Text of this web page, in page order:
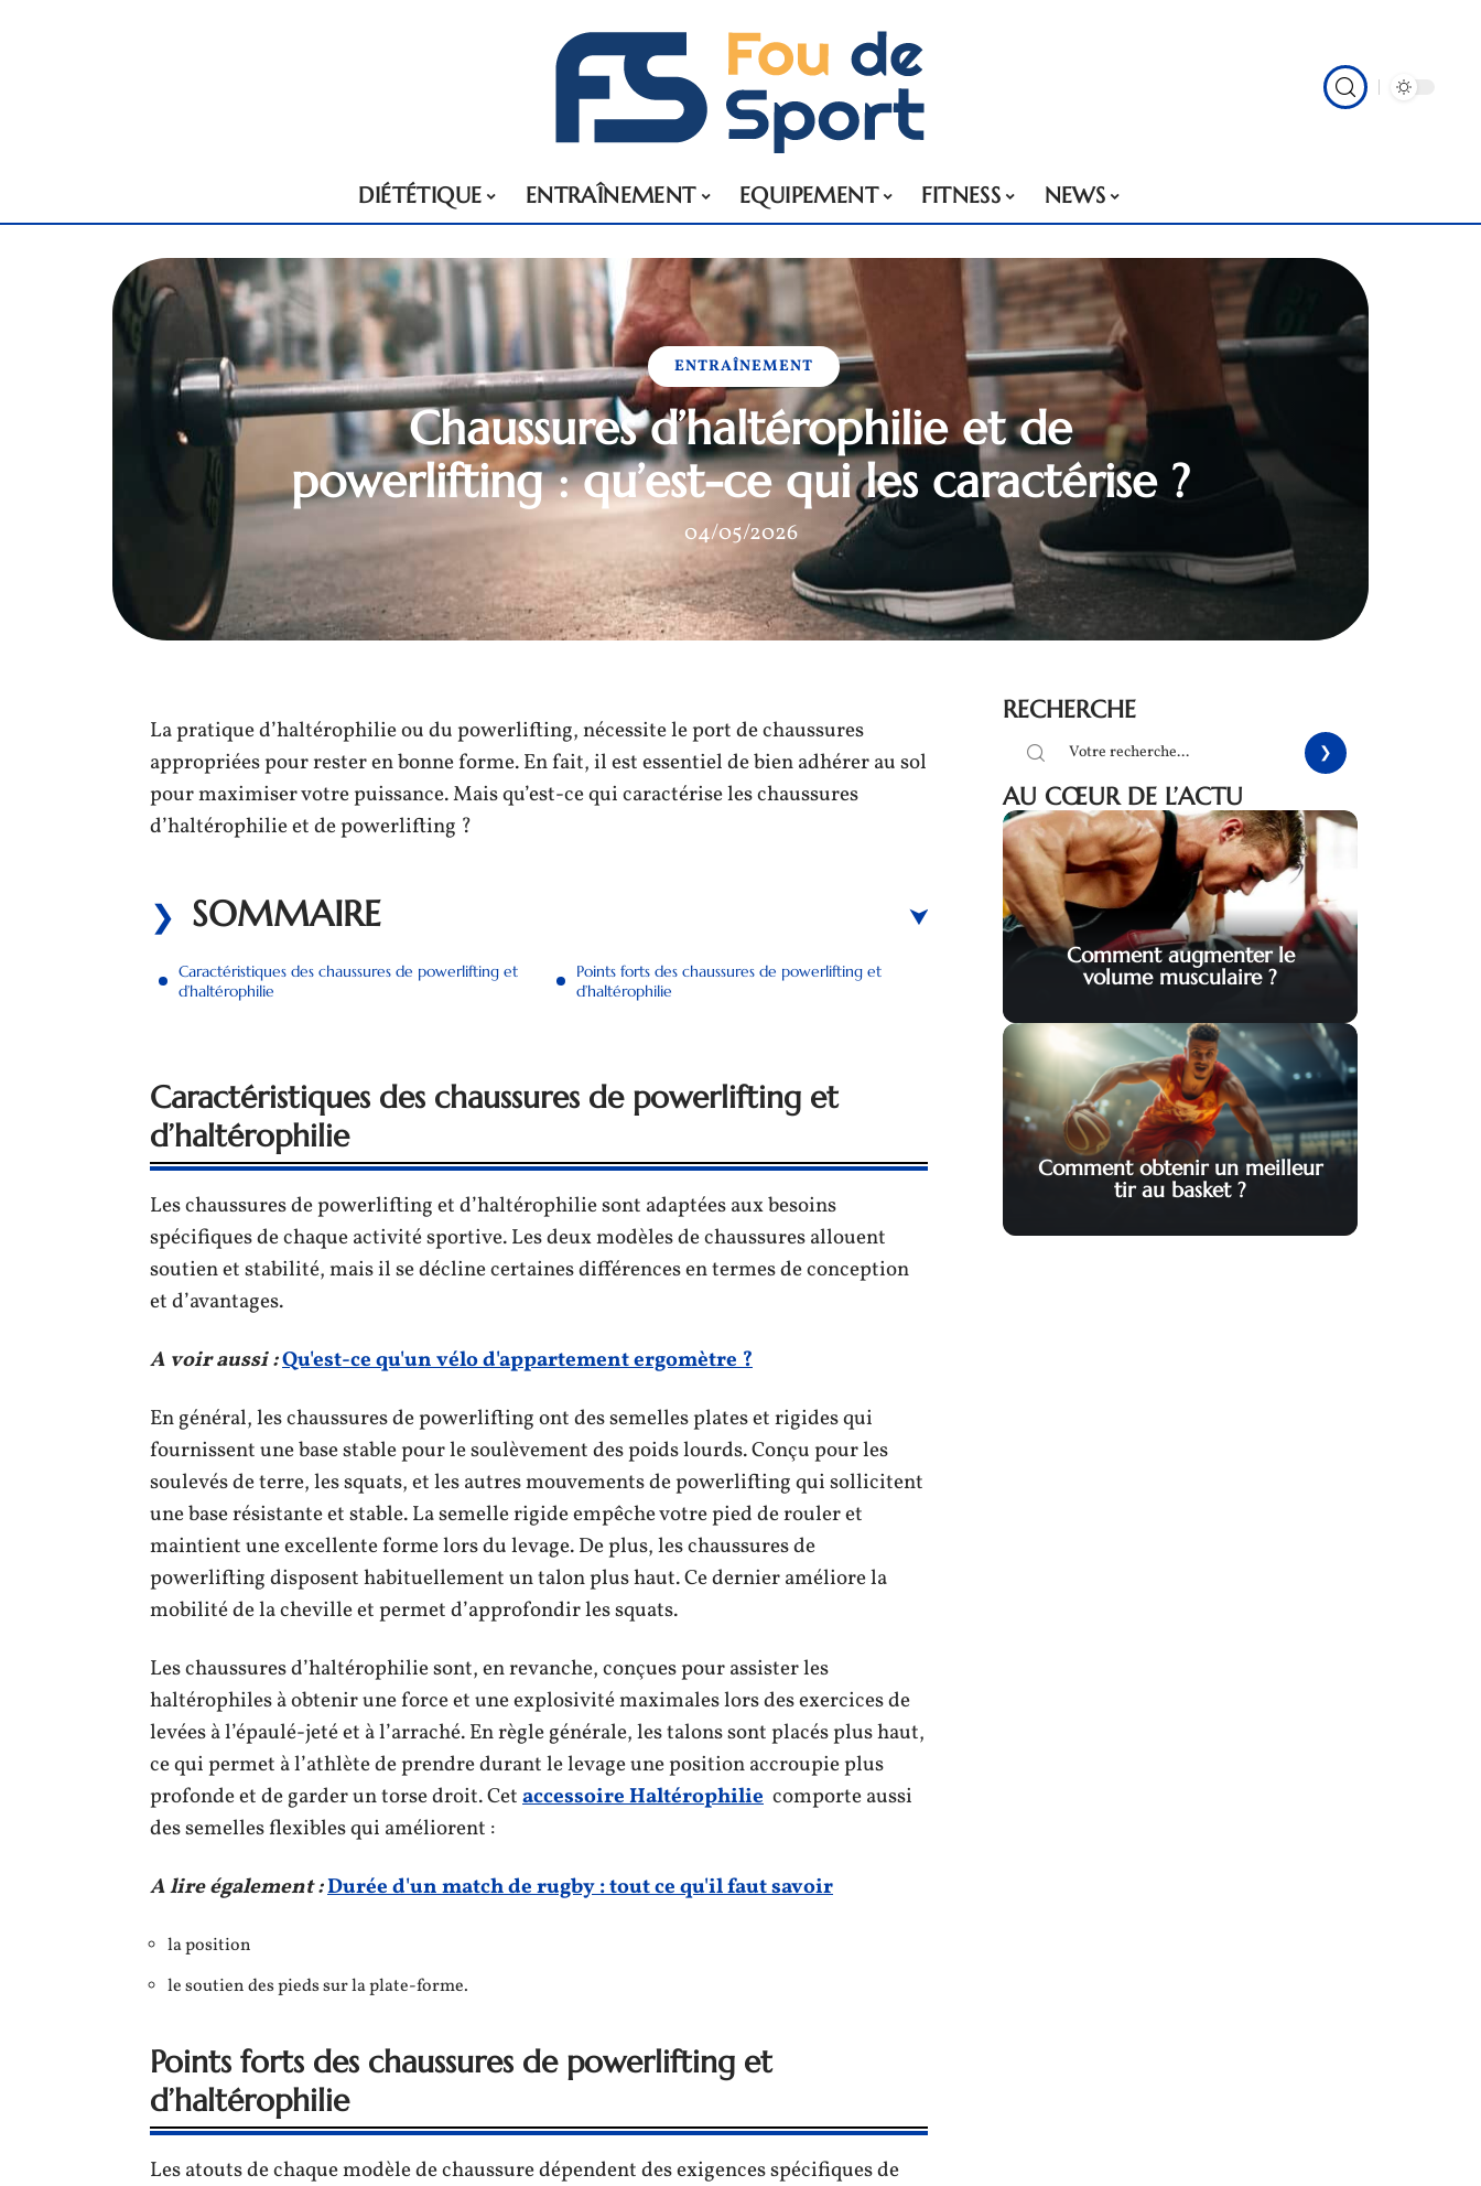
DIÉTÉTIQUE ENTRAÎNEMENT EQUIPEMENT FITNESS NEWS
ENTRAÎNEMENT
Chaussures d’haltérophilie et de
powerlifting : qu’est-ce qui les caractérise ?
04/05/2026
La pratique d’haltérophilie ou du powerlifting, nécessite le port de chaussures
appropriées pour rester en bonne forme. En fait, il est essentiel de bien adhérer au sol
pour maximiser votre puissance. Mais qu’est-ce qui caractérise les chaussures
d’haltérophilie et de powerlifting ?
SOMMAIRE
Caractéristiques des chaussures de powerlifting et
d’haltérophilie
Points forts des chaussures de powerlifting et
d’haltérophilie
Caractéristiques des chaussures de powerlifting et
d’haltérophilie
Les chaussures de powerlifting et d’haltérophilie sont adaptées aux besoins
spécifiques de chaque activité sportive. Les deux modèles de chaussures allouent
soutien et stabilité, mais il se décline certaines différences en termes de conception
et d’avantages.
A voir aussi :Qu'est-ce qu'un vélo d'appartement ergomètre ?
En général, les chaussures de powerlifting ont des semelles plates et rigides qui
fournissent une base stable pour le soulèvement des poids lourds. Conçu pour les
soulevés de terre, les squats, et les autres mouvements de powerlifting qui sollicitent
une base résistante et stable. La semelle rigide empêche votre pied de rouler et
maintient une excellente forme lors du levage. De plus, les chaussures de
powerlifting disposent habituellement un talon plus haut. Ce dernier améliore la
mobilité de la cheville et permet d’approfondir les squats.
Les chaussures d’haltérophilie sont, en revanche, conçues pour assister les
haltérophiles à obtenir une force et une explosivité maximales lors des exercices de
levées à l’épaulé-jeté et à l’arraché. En règle générale, les talons sont placés plus haut,
ce qui permet à l’athlète de prendre durant le levage une position accroupie plus
profonde et de garder un torse droit. Cetaccessoire Haltérophilie comporte aussi
des semelles flexibles qui améliorent :
A lire également :Durée d'un match de rugby : tout ce qu'il faut savoir
la position
le soutien des pieds sur la plate-forme.
Points forts des chaussures de powerlifting et
d’haltérophilie
Les atouts de chaque modèle de chaussure dépendent des exigences spécifiques de
RECHERCHE
AU CŒUR DE L’ACTU
Comment augmenter le
volume musculaire ?
Comment obtenir un meilleur
tir au basket ?